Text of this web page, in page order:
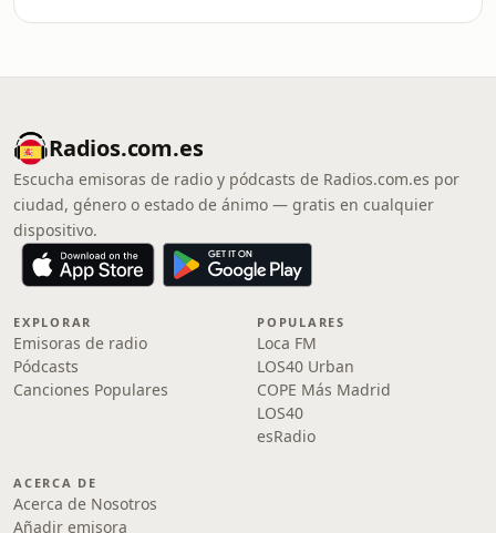
Radios.com.es
Escucha emisoras de radio y pódcasts de Radios.com.es por
ciudad, género o estado de ánimo — gratis en cualquier
dispositivo.
EXPLORAR
Emisoras de radio
Pódcasts
Canciones Populares
POPULARES
Loca FM
LOS40 Urban
COPE Más Madrid
LOS40
esRadio
ACERCA DE
Acerca de Nosotros
Añadir emisora